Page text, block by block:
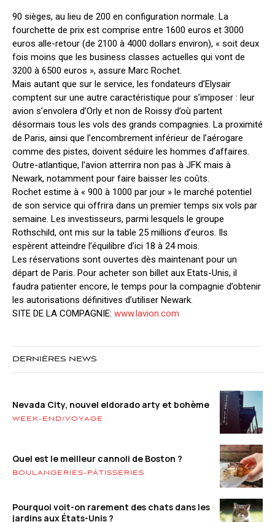
90 sièges, au lieu de 200 en configuration normale. La
fourchette de prix est comprise entre 1600 euros et 3000
euros alle-retour (de 2100 à 4000 dollars environ), « soit deux
fois moins que les business classes actuelles qui vont de
3200 à 6500 euros », assure Marc Rochet.
Mais autant que sur le service, les fondateurs d’Elysair
comptent sur une autre caractéristique pour s’imposer : leur
avion s’envolera d’Orly et non de Roissy d’où partent
désormais tous les vols des grands compagnies. La proximité
de Paris, ainsi que l’encombrement inférieur de l’aérogare
comme des pistes, doivent séduire les hommes d’affaires.
Outre-atlantique, l’avion atterrira non pas à JFK mais à
Newark, notamment pour faire baisser les coûts.
Rochet estime à « 900 à 1000 par jour » le marché potentiel
de son service qui offrira dans un premier temps six vols par
semaine. Les investisseurs, parmi lesquels le groupe
Rothschild, ont mis sur la table 25 millions d’euros. Ils
espèrent atteindre l’équilibre d’ici 18 à 24 mois.
Les réservations sont ouvertes dès maintenant pour un
départ de Paris. Pour acheter son billet aux Etats-Unis, il
faudra patienter encore, le temps pour la compagnie d’obtenir
les autorisations définitives d’utiliser Newark.
SITE DE LA COMPAGNIE: www.lavion.com
DERNIÈRES NEWS
Nevada City, nouvel eldorado arty et bohème
WEEK-END/VOYAGE
Quel est le meilleur cannoli de Boston ?
BOULANGERIES-PÂTISSERIES
Pourquoi voit-on rarement des chats dans les
jardins aux États-Unis ?